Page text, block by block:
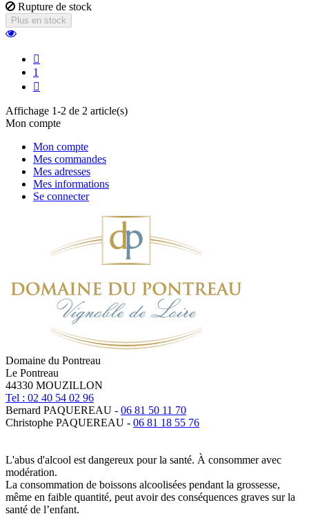
Rupture de stock
Plus en stock

1

Affichage 1-2 de 2 article(s)
Mon compte
Mon compte
Mes commandes
Mes adresses
Mes informations
Se connecter
Domaine du Pontreau
Le Pontreau
44330 MOUZILLON
Tel : 02 40 54 02 96
Bernard PAQUEREAU - 06 81 50 11 70
Christophe PAQUEREAU - 06 81 18 55 76
L'abus d'alcool est dangereux pour la santé. À consommer avec
modération.
La consommation de boissons alcoolisées pendant la grossesse,
même en faible quantité, peut avoir des conséquences graves sur la
santé de l’enfant.